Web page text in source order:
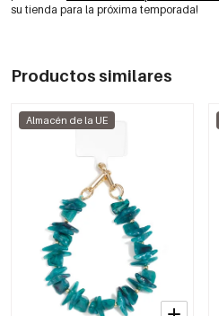
su tienda para la próxima temporada!
Productos similares
Almacén de la UE